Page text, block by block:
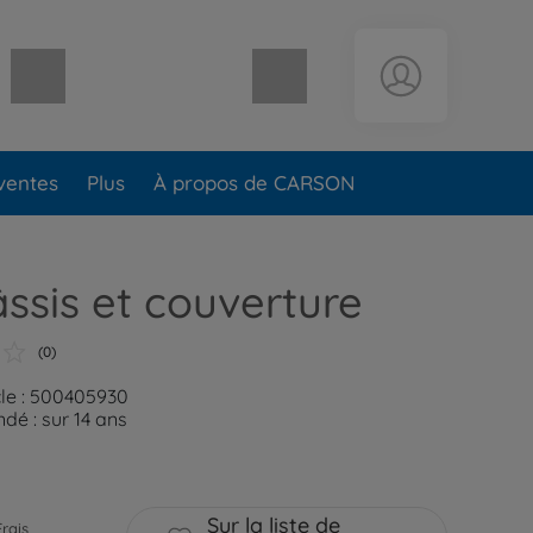
Plus À propos de CARSON
et couverture
(0)
: 500405930
: sur 14 ans
Sur la liste de